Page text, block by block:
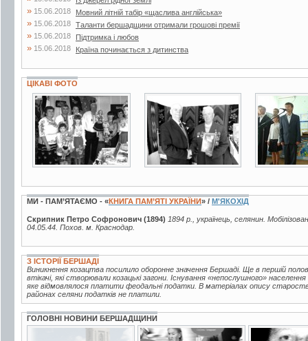
» 15.06.2018 Мовний літній табір «щаслива англійська»
» 15.06.2018 Таланти бершадщини отримали грошові премії
» 15.06.2018 Підтримка і любов
» 15.06.2018 Країна починається з дитинства
ЦІКАВІ ФОТО
3 фото 4 фото
МИ - ПАМ’ЯТАЄМО - «КНИГА ПАМ’ЯТІ УКРАЇНИ» / М'ЯКОХІД
Скрипник Петро Софронович (1894) 1894 р., українець, селянин.
04.05.44. Похов. м. Краснодар.
З ІСТОРІЇ БЕРШАДІ
Виникнення козацтва посилило оборонне значення Бершаді. Ще в першій
втікачі, які створювали козацькі загони. Існування «непослушного»
яке відмовлялося платити феодальні податки. В матеріалах опису
районах селяни податків не платили.
ГОЛОВНІ НОВИНИ БЕРШАДЩИНИ